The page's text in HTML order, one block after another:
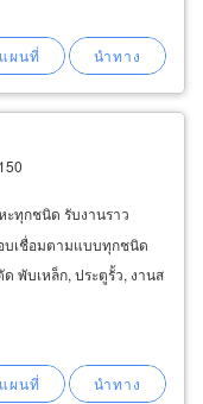
ะทุกชนิด รับงานราว
บเชื่อมตามแบบทุกชนิด
พับเหล็ก, ประตูรั้ว, งานส